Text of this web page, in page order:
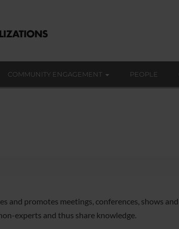
COMMUNITY ENGAGEMENT PEOPLE
and promotes meetings, conferences, shows
experts and thus share knowledge.